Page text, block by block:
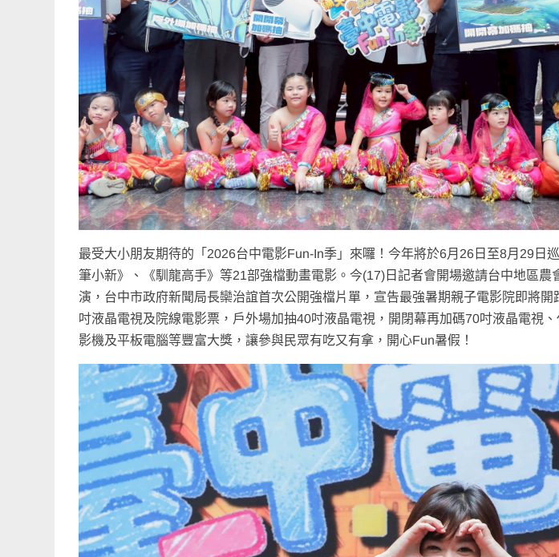
最受大小朋友期待的「2026台中電影Fun-In季」來囉！今年將於6月26日至8月29日
筆小新》、《馴龍高手》等21部強檔動畫電影。今(17)日記者會開場邀請台中地區農
演，台中市政府新聞局長欒治誼首次公開強檔片單，宣告最強暑期親子電影院即將
吋液晶電視及院線電影票，戶外場加抽40吋液晶電視，開閉幕再加碼70吋液晶電視
影機及平板電腦等豐富大獎，讓參與民眾有吃又有拿，開心Fun暑假！